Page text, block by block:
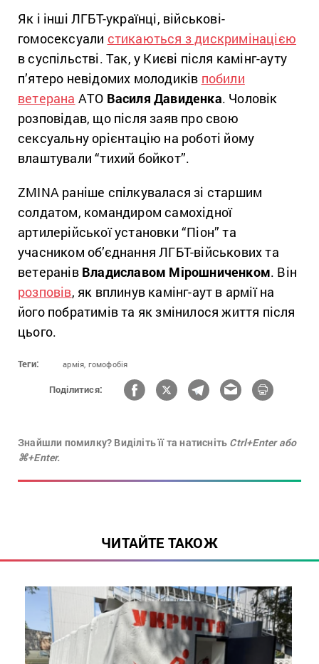
Як і інші ЛГБТ-українці, військові-
гомосексуали стикаються з дискримінацією
в суспільстві. Так, у Києві після камінг-ауту
п’ятеро невідомих молодиків побили
ветерана АТО Василя Давиденка. Чоловік
розповідав, що після заяв про свою
сексуальну орієнтацію на роботі йому
влаштували “тихий бойкот”.
ZMINA раніше спілкувалася зі старшим
солдатом, командиром самохідної
артилерійської установки “Піон” та
учасником об’єднання ЛГБТ-військових та
ветеранів Владиславом Мірошниченком. Він
розповів, як вплинув камінг-аут в армії на
його побратимів та як змінилося життя після
цього.
Теги: армія, гомофобія
Поділитися:
Знайшли помилку? Виділіть її та натисніть Ctrl+Enter або
⌘+Enter.
ЧИТАЙТЕ ТАКОЖ